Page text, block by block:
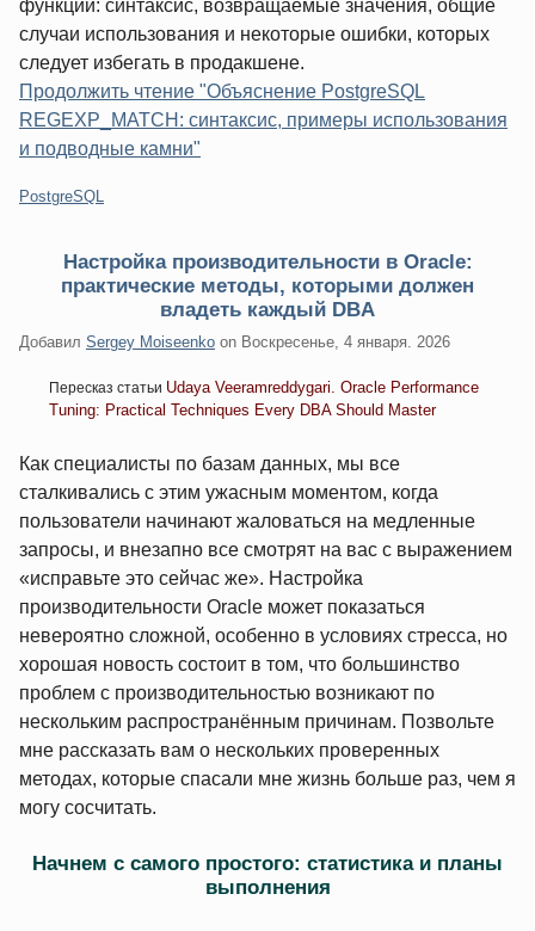
функции: синтаксис, возвращаемые значения, общие
случаи использования и некоторые ошибки, которых
следует избегать в продакшене.
Продолжить чтение "Объяснение PostgreSQL
REGEXP_MATCH: синтаксис, примеры использования
и подводные камни"
Категории:
PostgreSQL
Настройка производительности в Oracle:
практические методы, которыми должен
владеть каждый DBA
Добавил Sergey Moiseenko on Воскресенье, 4 января. 2026
Пересказ статьи Udaya Veeramreddygari. Oracle Performance
Tuning: Practical Techniques Every DBA Should Master
Как специалисты по базам данных, мы все
сталкивались с этим ужасным моментом, когда
пользователи начинают жаловаться на медленные
запросы, и внезапно все смотрят на вас с выражением
«исправьте это сейчас же». Настройка
производительности Oracle может показаться
невероятно сложной, особенно в условиях стресса, но
хорошая новость состоит в том, что большинство
проблем с производительностью возникают по
нескольким распространённым причинам. Позвольте
мне рассказать вам о нескольких проверенных
методах, которые спасали мне жизнь больше раз, чем я
могу сосчитать.
Начнем с самого простого: статистика и планы
выполнения